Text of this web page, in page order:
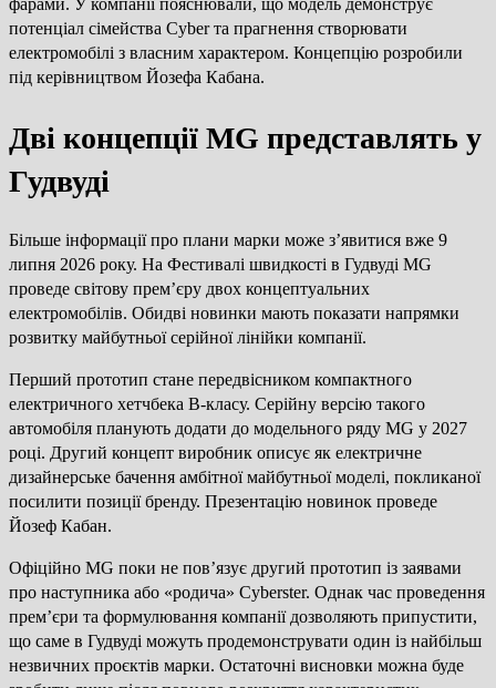
фарами. У компанії пояснювали, що модель демонструє
потенціал сімейства Cyber та прагнення створювати
електромобілі з власним характером. Концепцію розробили
під керівництвом Йозефа Кабана.
Дві концепції MG представлять у
Гудвуді
Більше інформації про плани марки може з’явитися вже 9
липня 2026 року. На Фестивалі швидкості в Гудвуді MG
проведе світову прем’єру двох концептуальних
електромобілів. Обидві новинки мають показати напрямки
розвитку майбутньої серійної лінійки компанії.
Перший прототип стане передвісником компактного
електричного хетчбека B-класу. Серійну версію такого
автомобіля планують додати до модельного ряду MG у 2027
році. Другий концепт виробник описує як електричне
дизайнерське бачення амбітної майбутньої моделі, покликаної
посилити позиції бренду. Презентацію новинок проведе
Йозеф Кабан.
Офіційно MG поки не пов’язує другий прототип із заявами
про наступника або «родича» Cyberster. Однак час проведення
прем’єри та формулювання компанії дозволяють припустити,
що саме в Гудвуді можуть продемонструвати один із найбільш
незвичних проєктів марки. Остаточні висновки можна буде